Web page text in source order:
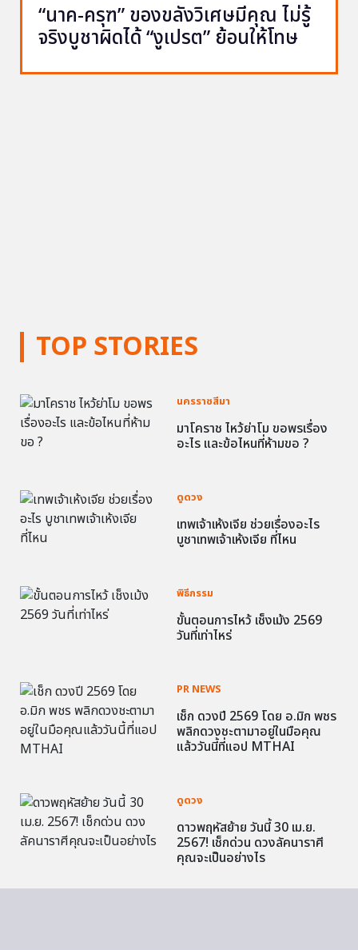
TOP STORIES
นครราชสีมา
มาโคราช ไหว้ย่าโม ขอพรเรื่อง
อะไร และข้อไหนที่ห้ามขอ ?
ดูดวง
เทพเจ้าเห้งเจีย ช่วยเรื่องอะไร
บูชาเทพเจ้าเห้งเจีย ที่ไหน
พิธีกรรม
ขั้นตอนการไหว้ เช็งเม้ง 2569
วันที่เท่าไหร่
PR NEWS
เช็ก ดวงปี 2569 โดย อ.มิก พชร
พลิกดวงชะตามาอยู่ในมือคุณ
แล้ววันนี้ที่แอป MTHAI
ดูดวง
ดาวพฤหัสย้าย วันนี้ 30 เม.ย.
2567! เช็กด่วน ดวงลัคนาราศี
คุณจะเป็นอย่างไร
“นาค-ครุฑ” ของขลังวิเศษมีคุณ ไม่รู้
จริงบูชาผิดได้ “งูเปรต” ย้อนให้โทษ